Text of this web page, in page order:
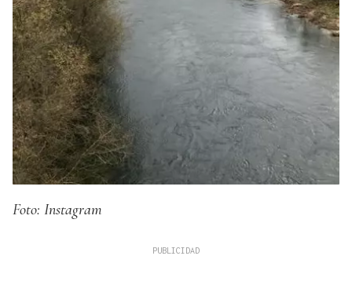
Foto: Instagram